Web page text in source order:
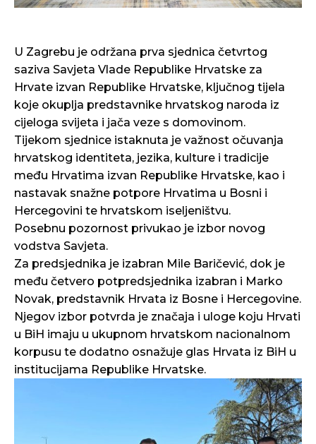
U Zagrebu je održana prva sjednica četvrtog
saziva Savjeta Vlade Republike Hrvatske za
Hrvate izvan Republike Hrvatske, ključnog tijela
koje okuplja predstavnike hrvatskog naroda iz
cijeloga svijeta i jača veze s domovinom.
Tijekom sjednice istaknuta je važnost očuvanja
hrvatskog identiteta, jezika, kulture i tradicije
među Hrvatima izvan Republike Hrvatske, kao i
nastavak snažne potpore Hrvatima u Bosni i
Hercegovini te hrvatskom iseljeništvu.
Posebnu pozornost privukao je izbor novog
vodstva Savjeta.
Za predsjednika je izabran Mile Baričević, dok je
među četvero potpredsjednika izabran i Marko
Novak, predstavnik Hrvata iz Bosne i Hercegovine.
Njegov izbor potvrda je značaja i uloge koju Hrvati
u BiH imaju u ukupnom hrvatskom nacionalnom
korpusu te dodatno osnažuje glas Hrvata iz BiH u
institucijama Republike Hrvatske.